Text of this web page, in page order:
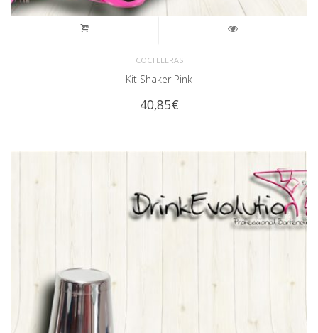
COCTELERAS
Kit Shaker Pink
40,85€